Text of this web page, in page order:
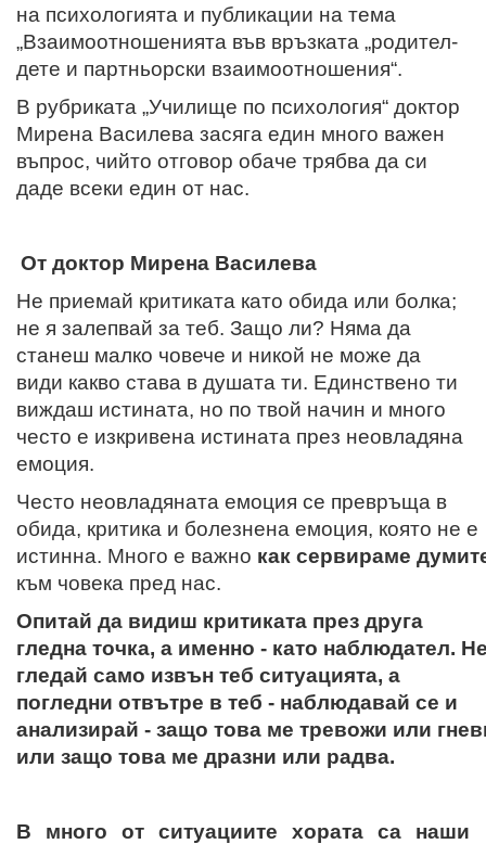
на психологията и публикации на тема
„Взаимоотношенията във връзката „родител-
дете и партньорски взаимоотношения“.
В рубриката „Училище по психология“ доктор
Мирена Василева засяга един много важен
въпрос, чийто отговор обаче трябва да си
даде всеки един от нас.
От доктор Мирена Василева
Не приемай критиката като обида или болка;
не я залепвай за теб. Защо ли? Няма да
станеш малко човече и никой не може да
види какво става в душата ти. Единствено ти
виждаш истината, но по твой начин и много
често е изкривена истината през неовладяна
емоция.
Често неовладяната емоция се превръща в
обида, критика и болезнена емоция, която не е
истинна. Много е важно как сервираме
към човека пред нас.
Опитай да видиш критиката през друга
гледна точка, а именно - като наблюдател.
гледай само извън теб ситуацията, а
погледни отвътре в теб - наблюдавай се и
анализирай - защо това ме тревожи или
или защо това ме дразни или радва.
В много от ситуациите хората са наши